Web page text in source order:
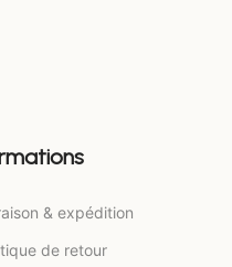
& expédition
de retour